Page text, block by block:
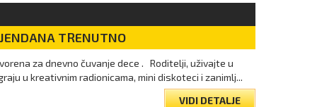
TRENUTNO
za dnevno čuvanje dece . Roditelji, uživajte u
u kreativnim radionicama, mini diskoteci i zanimlj...
VIDI DETALJE